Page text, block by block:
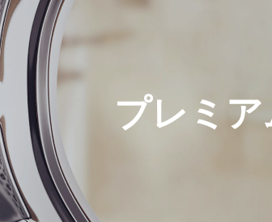
プレミ